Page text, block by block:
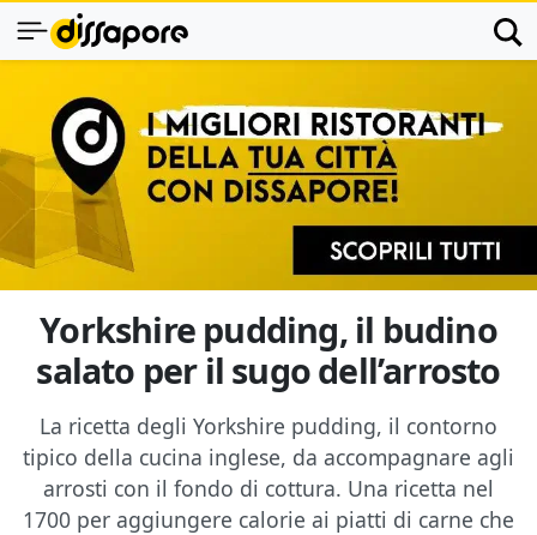
Yorkshire pudding, il budino
salato per il sugo dell’arrosto
La ricetta degli Yorkshire pudding, il contorno
tipico della cucina inglese, da accompagnare agli
arrosti con il fondo di cottura. Una ricetta nel
1700 per aggiungere calorie ai piatti di carne che